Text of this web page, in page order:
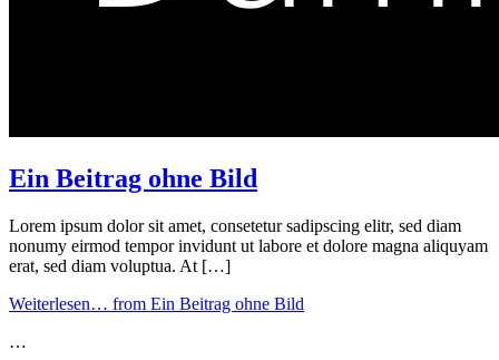
Ein Beitrag ohne Bild
Lorem ipsum dolor sit amet, consetetur sadipscing elitr, sed diam
nonumy eirmod tempor invidunt ut labore et dolore magna aliquyam
erat, sed diam voluptua. At […]
Weiterlesen… from Ein Beitrag ohne Bild
…